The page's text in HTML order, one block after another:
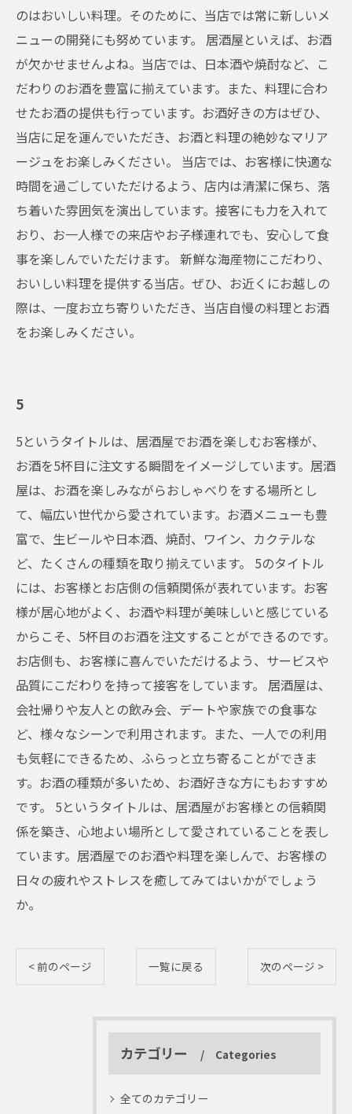
のはおいしい料理。そのために、当店では常に新しいメ
ニューの開発にも努めています。 居酒屋といえば、お酒
が欠かせませんよね。当店では、日本酒や焼酎など、こ
だわりのお酒を豊富に揃えています。また、料理に合わ
せたお酒の提供も行っています。お酒好きの方はぜひ、
当店に足を運んでいただき、お酒と料理の絶妙なマリア
ージュをお楽しみください。 当店では、お客様に快適な
時間を過ごしていただけるよう、店内は清潔に保ち、落
ち着いた雰囲気を演出しています。接客にも力を入れて
おり、お一人様での来店やお子様連れでも、安心して食
事を楽しんでいただけます。 新鮮な海産物にこだわり、
おいしい料理を提供する当店。ぜひ、お近くにお越しの
際は、一度お立ち寄りいただき、当店自慢の料理とお酒
をお楽しみください。
5
5というタイトルは、居酒屋でお酒を楽しむお客様が、
お酒を5杯目に注文する瞬間をイメージしています。居酒
屋は、お酒を楽しみながらおしゃべりをする場所とし
て、幅広い世代から愛されています。お酒メニューも豊
富で、生ビールや日本酒、焼酎、ワイン、カクテルな
ど、たくさんの種類を取り揃えています。 5のタイトル
には、お客様とお店側の信頼関係が表れています。お客
様が居心地がよく、お酒や料理が美味しいと感じている
からこそ、5杯目のお酒を注文することができるのです。
お店側も、お客様に喜んでいただけるよう、サービスや
品質にこだわりを持って接客をしています。 居酒屋は、
会社帰りや友人との飲み会、デートや家族での食事な
ど、様々なシーンで利用されます。また、一人での利用
も気軽にできるため、ふらっと立ち寄ることができま
す。お酒の種類が多いため、お酒好きな方にもおすすめ
です。 5というタイトルは、居酒屋がお客様との信頼関
係を築き、心地よい場所として愛されていることを表し
ています。居酒屋でのお酒や料理を楽しんで、お客様の
日々の疲れやストレスを癒してみてはいかがでしょう
か。
< 前のページ 一覧に戻る 次のページ >
カテゴリー Categories
全てのカテゴリー